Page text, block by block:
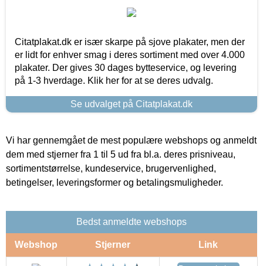
Citatplakat.dk er især skarpe på sjove plakater, men der
er lidt for enhver smag i deres sortiment med over 4.000
plakater. Der gives 30 dages bytteservice, og levering
på 1-3 hverdage. Klik her for at se deres udvalg.
Se udvalget på Citatplakat.dk
Vi har gennemgået de mest populære webshops og anmeldt
dem med stjerner fra 1 til 5 ud fra bl.a. deres prisniveau,
sortimentstørrelse, kundeservice, brugervenlighed,
betingelser, leveringsformer og betalingsmuligheder.
Bedst anmeldte webshops
Webshop Stjerner Link